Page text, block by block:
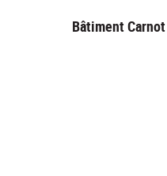
Bâtiment Carnot